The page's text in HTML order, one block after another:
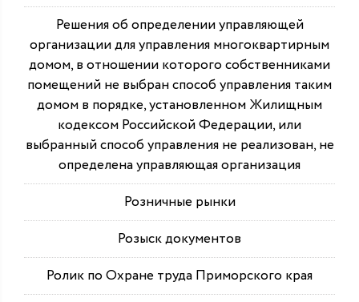
Решения об определении управляющей
организации для управления многоквартирным
домом, в отношении которого собственниками
помещений не выбран способ управления таким
домом в порядке, установленном Жилищным
кодексом Российской Федерации, или
выбранный способ управления не реализован, не
определена управляющая организация
Розничные рынки
Розыск документов
Ролик по Охране труда Приморского края